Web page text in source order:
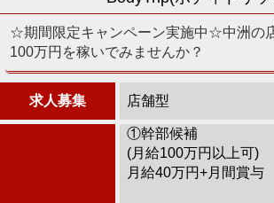
☆期間限定キャンペーン実施中☆中洲の
100万円を稼いでみませんか？
求人募集 店舗型
①幹部候補
(月給100万円以上可)
月給40万円+月間賞与